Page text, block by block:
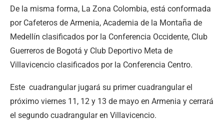
De la misma forma, La Zona Colombia, está conformada
por Cafeteros de Armenia, Academia de la Montaña de
Medellín clasificados por la Conferencia Occidente, Club
Guerreros de Bogotá y Club Deportivo Meta de
Villavicencio clasificados por la Conferencia Centro.
Este cuadrangular jugará su primer cuadrangular el
próximo viernes 11, 12 y 13 de mayo en Armenia y cerrará
el segundo cuadrangular en Villavicencio.